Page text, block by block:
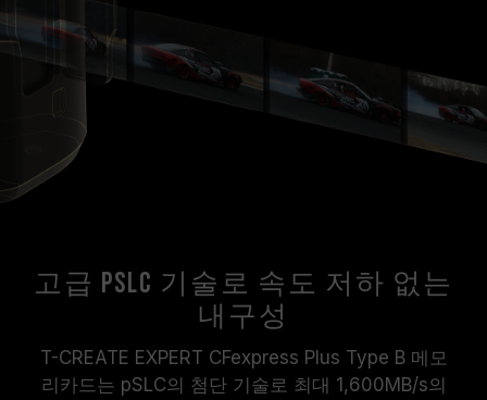
고급 pSLC 기술로 속도 저하 없는
내구성
T-CREATE EXPERT CFexpress Plus Type B 메모
리카드는 pSLC의 첨단 기술로 최대 1,600MB/s의